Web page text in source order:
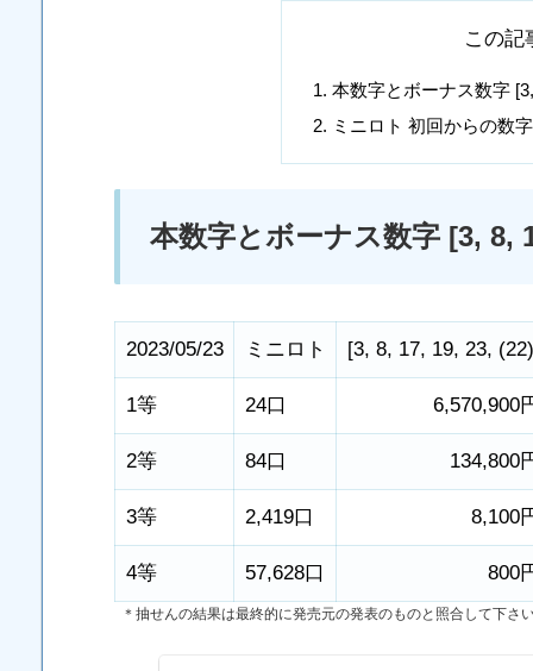
この記
本数字とボーナス数字
ミニロト 初回からの数
本数字とボーナス数字 [3, 8,
2023/05/23 ミニロト [3, 8, 17, 19, 23, (22)
1等 24口 6,570,900
2等 84口 134,800
3等 2,419口 8,100
4等 57,628口 800
＊抽せんの結果は最終的に発売元の発表のものと照合して下さ